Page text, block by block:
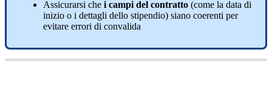
Assicurarsi che i campi del contratto (come la data di
inizio o i dettagli dello stipendio) siano coerenti per
evitare errori di convalida